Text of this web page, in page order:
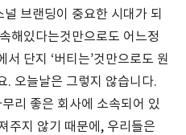
브랜딩이 중요한 시대가 되
해있다는것만으로도 어느정
단지 ‘버티는’것만으로도 원
. 오늘날은 그렇지 않습니다.
리 좋은 회사에 소속되어 있
주지 않기 때문에, 우리들은